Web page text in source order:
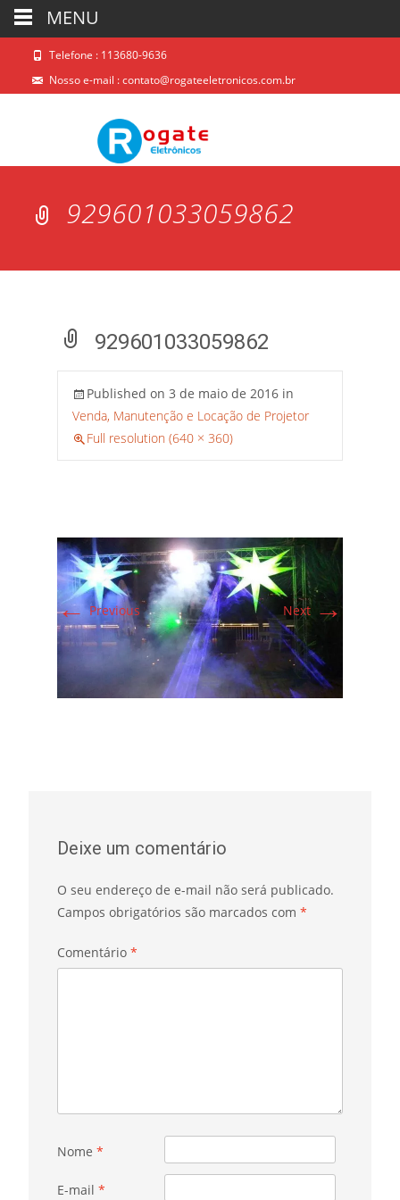
Telefone : 113680-9636
Nosso e-mail :contato@rogateeletronicos.com.br
929601033059862
929601033059862
Published on 3 de maio de 2016 in
Venda, Manutenção e Locação de Projetor
Full resolution (640 × 360)
←Previous Next→
Deixe um comentário
O seu endereço de e-mail não será publicado.
Campos obrigatórios são marcados com *
Comentário *
Nome *
E-mail *
MENU